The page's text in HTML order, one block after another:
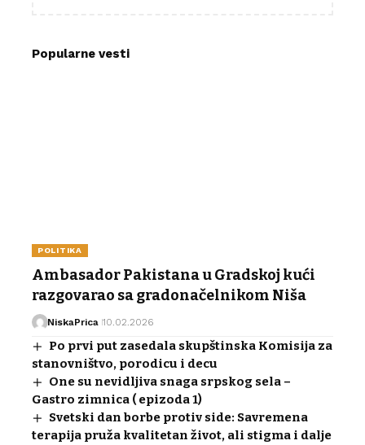
Popularne vesti
POLITIKA
Ambasador Pakistana u Gradskoj kući
razgovarao sa gradonačelnikom Niša
NiskaPrica 10.02.2026
Po prvi put zasedala skupštinska Komisija za
stanovništvo, porodicu i decu
One su nevidljiva snaga srpskog sela –
Gastro zimnica ( epizoda 1)
Svetski dan borbe protiv side: Savremena
terapija pruža kvalitetan život, ali stigma i dalje